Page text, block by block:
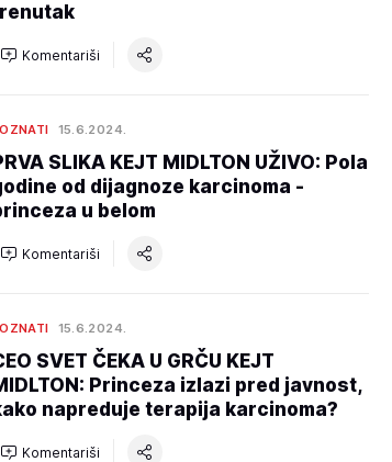
Komentariši
15.6.2024.
SLIKA KEJT MIDLTON UŽIVO: Pola
od dijagnoze karcinoma -
u belom
Komentariši
15.6.2024.
SVET ČEKA U GRČU KEJT
Princeza izlazi pred javnost,
napreduje terapija karcinoma?
Komentariši